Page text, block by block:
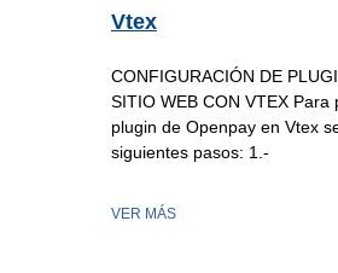
Vtex
CONFIGURACIÓN DE
SITIO WEB CON VTEX
plugin de Openpay en Vtex
siguientes pasos: 1.-
VER MÁS